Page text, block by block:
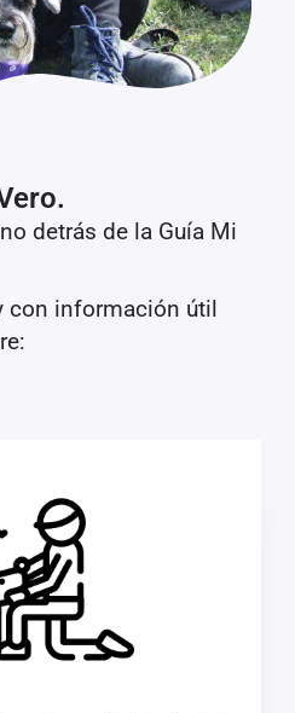
detrás de la Guía Mi
con información útil